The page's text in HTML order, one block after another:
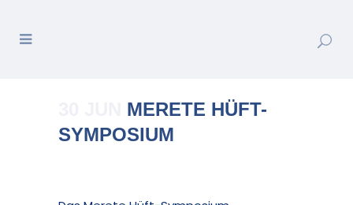
MERETE HÜFT-
SYMPOSIUM